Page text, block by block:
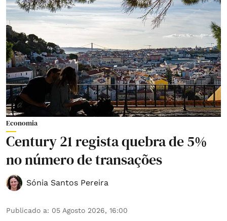
Economia
Century 21 regista quebra de 5%
no número de transações
Sónia Santos Pereira
Publicado a: 05 Agosto 2026, 16:00